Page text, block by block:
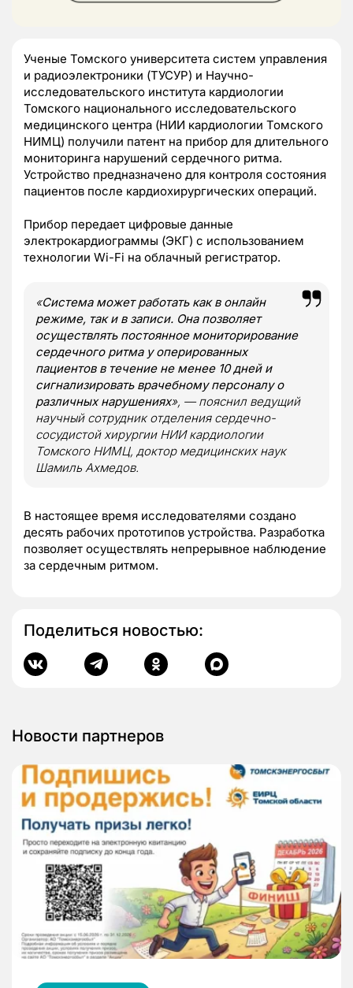
Ученые Томского университета систем управления
и радиоэлектроники (ТУСУР) и Научно-
исследовательского института кардиологии
Томского национального исследовательского
медицинского центра (НИИ кардиологии Томского
НИМЦ) получили патент на прибор для длительного
мониторинга нарушений сердечного ритма.
Устройство предназначено для контроля состояния
пациентов после кардиохирургических операций.
Прибор передает цифровые данные
электрокардиограммы (ЭКГ) с использованием
технологии Wi-Fi на облачный регистратор.
«Система может работать как в онлайн
режиме, так и в записи. Она позволяет
осуществлять постоянное мониторирование
сердечного ритма у оперированных
пациентов в течение не менее 10 дней и
сигнализировать врачебному персоналу о
различных нарушениях», — пояснил ведущий
научный сотрудник отделения сердечно-
сосудистой хирургии НИИ кардиологии
Томского НИМЦ, доктор медицинских наук
Шамиль Ахмедов.
В настоящее время исследователями создано
десять рабочих прототипов устройства. Разработка
позволяет осуществлять непрерывное наблюдение
за сердечным ритмом.
Поделиться новостью:
Новости партнеров